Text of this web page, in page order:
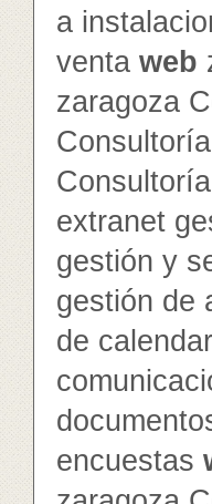
a
venta web
zaragoza
extranet
gestión y
gestión de
de
encuestas